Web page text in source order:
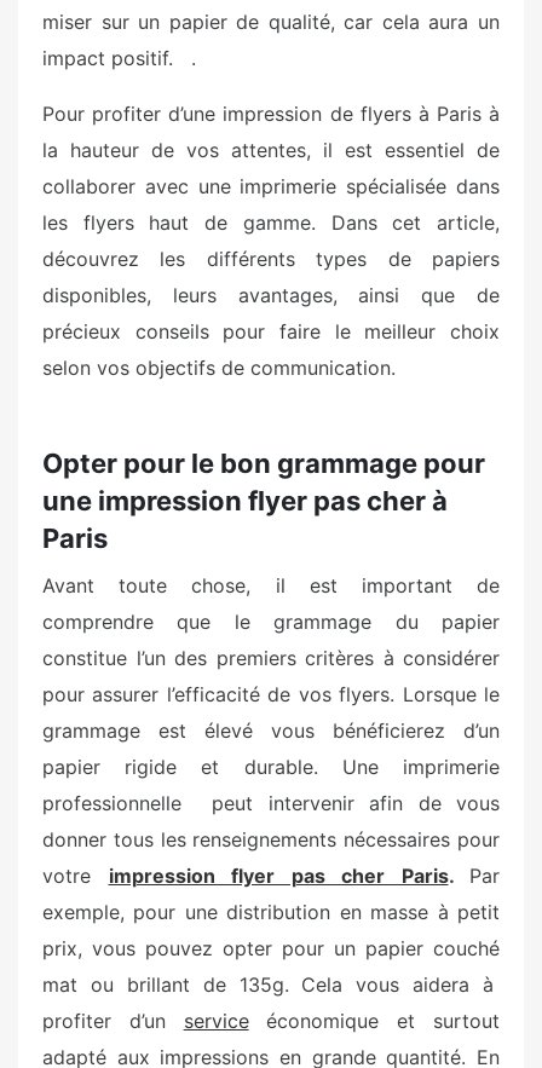
miser sur un papier de qualité, car cela aura un
impact positif. .
Pour profiter d’une impression de flyers à Paris à
la hauteur de vos attentes, il est essentiel de
collaborer avec une imprimerie spécialisée dans
les flyers haut de gamme. Dans cet article,
découvrez les différents types de papiers
disponibles, leurs avantages, ainsi que de
précieux conseils pour faire le meilleur choix
selon vos objectifs de communication.
Opter pour le bon grammage pour
une impression flyer pas cher à
Paris
Avant toute chose, il est important de
comprendre que le grammage du papier
constitue l’un des premiers critères à considérer
pour assurer l’efficacité de vos flyers. Lorsque le
grammage est élevé vous bénéficierez d’un
papier rigide et durable. Une imprimerie
professionnelle peut intervenir afin de vous
donner tous les renseignements nécessaires pour
votre
impression flyer pas cher Paris. Par
exemple, pour une distribution en masse à petit
prix, vous pouvez opter pour un papier couché
mat ou brillant de 135g. Cela vous aidera à
profiter d’un serviceéconomique et surtout
adapté aux impressions en grande quantité. En